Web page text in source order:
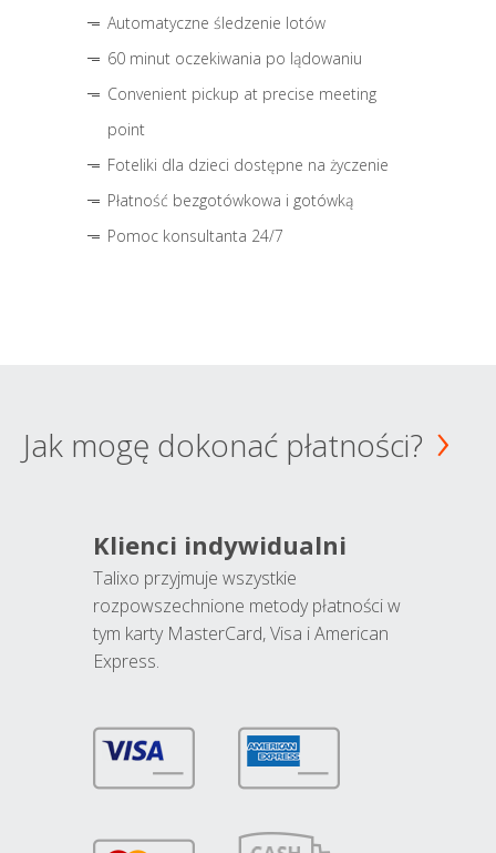
Automatyczne śledzenie lotów
60 minut oczekiwania po lądowaniu
Convenient pickup at precise meeting
point
Foteliki dla dzieci dostępne na życzenie
Płatność bezgotówkowa i gotówką
Pomoc konsultanta 24/7
Jak mogę dokonać płatności?
Klienci indywidualni
Talixo przyjmuje wszystkie
rozpowszechnione metody płatności w
tym karty MasterCard, Visa i American
Express.